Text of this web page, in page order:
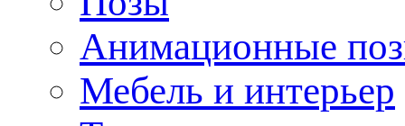
Анимационные
Мебель и интерьер